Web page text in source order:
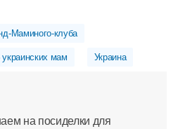
Маминого-клуба
украинских мам Украина